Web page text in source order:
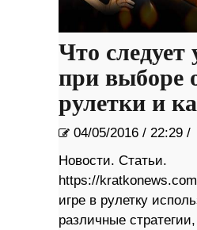
Что следует
при выборе
рулетки и
04/05/2016 / 22:29 /
Новости. Статьи.
https://
игре в рулетку
различные